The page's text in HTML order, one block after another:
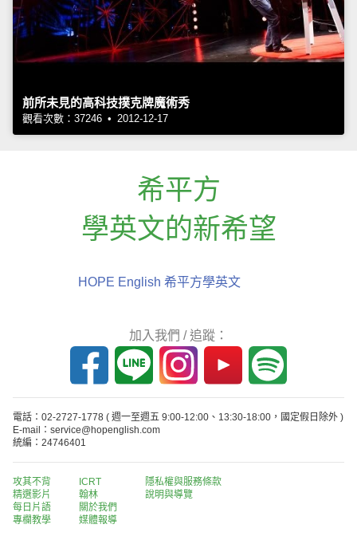
前所未見的高科技撲克牌魔術秀
觀看次數：37246 • 2012-12-17
希平方
學英文的新希望
HOPE English 希平方學英文
加入我們 / 追蹤：
電話：02-2727-1778 ( 週一至週五 9:00-12:00、13:30-18:00，國定假日除外 )
E-mail：service@hopenglish.com
統編：24746401
攻其不背
精選影片
每日片語
專欄教學
ICRT
翰林
關於我們
媒體報導
隱私權與服務條款
說明與導覽